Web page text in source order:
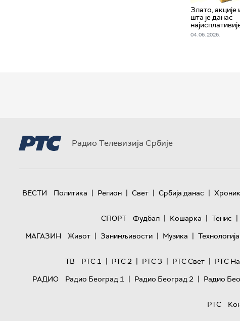
Злато, акције
шта је данас
04. 06. 2026.
Радио Телевизија Србије
ВЕСТИ Политика | Регион | Свет | Србија данас |
СПОРТ
Фудбал | Кошарка | Тенис |
МАГАЗИН
Живот | Занимљивости | Музика | Технологијa
ТВ
РТС 1 | РТС 2 | РТС 3 | РТС Свет | РТС
РАДИО
Радио Београд 1 | Радио Београд 2 | Радио
РТС